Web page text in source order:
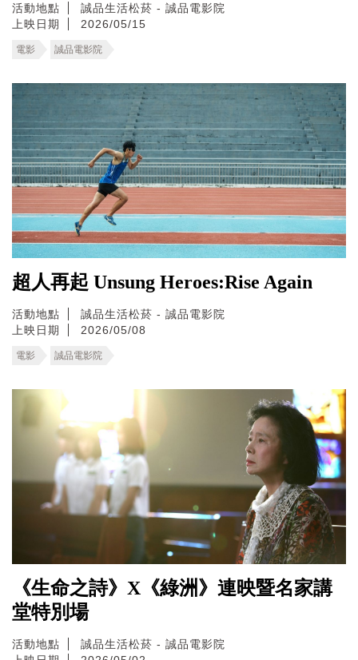
活動地點
誠品生活松菸 - 誠品電影院
上映日期
2026/05/15
電影 誠品電影院
超人再起 Unsung Heroes:Rise Again
活動地點
誠品生活松菸 - 誠品電影院
上映日期
2026/05/08
電影 誠品電影院
《生命之詩》X《綠洲》連映暨名家講
堂特別場
活動地點
誠品生活松菸 - 誠品電影院